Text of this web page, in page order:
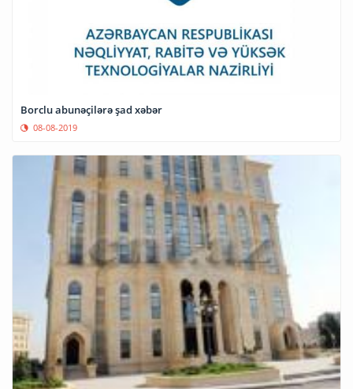
Borclu abunəçilərə şad xəbər
08-08-2019